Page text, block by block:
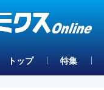
トップ 特集